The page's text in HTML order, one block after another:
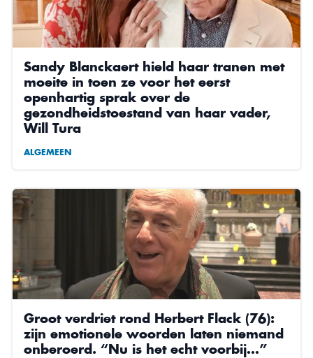
Sandy Blanckaert hield haar tranen met
moeite in toen ze voor het eerst
openhartig sprak over de
gezondheidstoestand van haar vader,
Will Tura
ALGEMEEN
Groot verdriet rond Herbert Flack (76):
zijn emotionele woorden laten niemand
onberoerd. “Nu is het echt voorbij…”